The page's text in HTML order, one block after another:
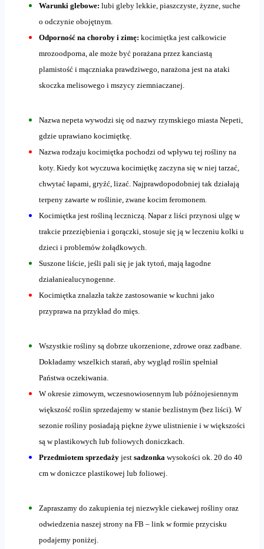
Warunki glebowe: lubi gleby lekkie, piaszczyste, żyzne, suche
o odczynie obojętnym.
Odporność na choroby i zimę: kocimiętka jest całkowicie
mrozoodporna, ale może być porażana przez kanciastą
plamistość i mączniaka prawdziwego, narażona jest na ataki
skoczka melisowego i mszycy ziemniaczanej.
Nazwa nepeta wywodzi się od nazwy rzymskiego miasta Nepeti,
gdzie uprawiano kocimiętkę.
Nazwa rodzaju kocimiętka pochodzi od wpływu tej rośliny na
koty. Kiedy kot wyczuwa kocimiętkę zaczyna się w niej tarzać,
chwytać łapami, gryźć, lizać. Najprawdopodobniej tak działają
terpeny zawarte w roślinie, zwane kocim feromonem.
Kocimiętka jest rośliną leczniczą. Napar z liści przynosi ulgę w
trakcie przeziębienia i gorączki, stosuje się ją w leczeniu kolki u
dzieci i problemów żołądkowych.
Suszone liście, jeśli pali się je jak tytoń, mają łagodne
działaniealucynogenne.
Kocimiętka znalazła także zastosowanie w kuchni jako
przyprawa na przykład do mięs.
Wszystkie rośliny są dobrze ukorzenione, zdrowe oraz zadbane.
Dokładamy wszelkich starań, aby wygląd roślin spełniał
Państwa oczekiwania.
W okresie zimowym, wczesnowiosennym lub późnojesiennym
większość roślin sprzedajemy w stanie bezlistnym (bez liści). W
sezonie rośliny posiadają piękne żywe ulistnienie i w większości
są w plastikowych lub foliowych doniczkach.
Przedmiotem sprzedaży jest sadzonka wysokości ok. 20 do 40
cm w doniczce plastikowej lub foliowej.
Zapraszamy do zakupienia tej niezwykle ciekawej rośliny oraz
odwiedzenia naszej strony na FB – link w formie przycisku
podajemy poniżej.